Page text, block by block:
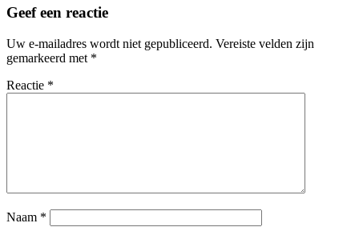
Geef een reactie
Uw e-mailadres wordt niet gepubliceerd. Vereiste velden zijn
gemarkeerd met *
Reactie *
Naam *